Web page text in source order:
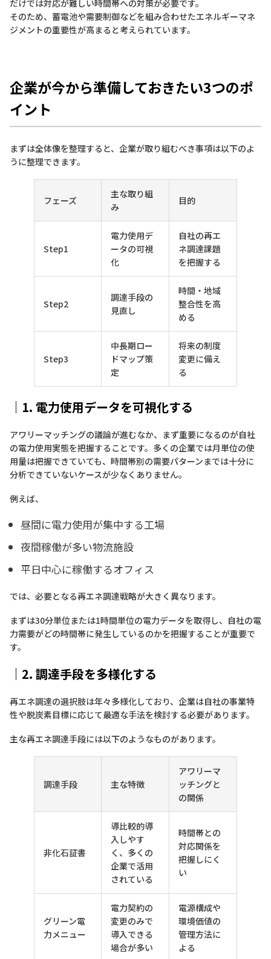
だけでは対応が難しい時間帯への対策が必要です。
そのため、蓄電池や需要制御などを組み合わせたエネルギーマネ
ジメントの重要性が高まると考えられています。
企業が今から準備しておきたい3つのポ
イント
まずは全体像を整理すると、企業が取り組むべき事項は以下のよ
うに整理できます。
フェーズ
主な取り組
み
目的
Step1
電力使用デ
ータの可視
化
自社の再エ
ネ調達課題
を把握する
Step2
調達手段の
見直し
時間・地域
整合性を高
める
Step3
中長期ロー
ドマップ策
定
将来の制度
変更に備え
る
｜1. 電力使用データを可視化する
アワリーマッチングの議論が進むなか、まず重要になるのが自社
の電力使用実態を把握することです。多くの企業では月単位の使
用量は把握できていても、時間帯別の需要パターンまでは十分に
分析できていないケースが少なくありません。
例えば、
昼間に電力使用が集中する工場
夜間稼働が多い物流施設
平日中心に稼働するオフィス
では、必要となる再エネ調達戦略が大きく異なります。
まずは30分単位または1時間単位の電力データを取得し、自社の電
力需要がどの時間帯に発生しているのかを把握することが重要で
す。
｜2. 調達手段を多様化する
再エネ調達の選択肢は年々多様化しており、企業は自社の事業特
性や脱炭素目標に応じて最適な手法を検討する必要があります。
主な再エネ調達手段には以下のようなものがあります。
調達手段 主な特徴
アワリーマ
ッチングと
の関係
非化石証書
導比較的導
入しやす
く、多くの
企業で活用
されている
時間帯との
対応関係を
把握しにく
い
グリーン電
力メニュー
電力契約の
変更のみで
導入できる
場合が多い
電源構成や
環境価値の
管理方法に
よる